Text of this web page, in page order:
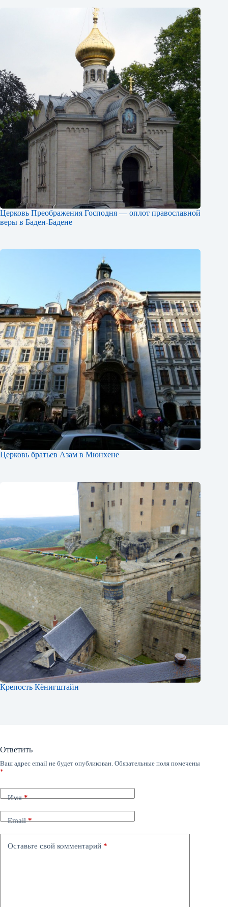
Церковь Преображения Господня — оплот православной
веры в Баден-Бадене
Церковь братьев Азам в Мюнхене
Крепость Кёнигштайн
Ответить
Ваш адрес email не будет опубликован. Обязательные поля помечены
*
Имя*
Email*
Оставьте свой комментарий *